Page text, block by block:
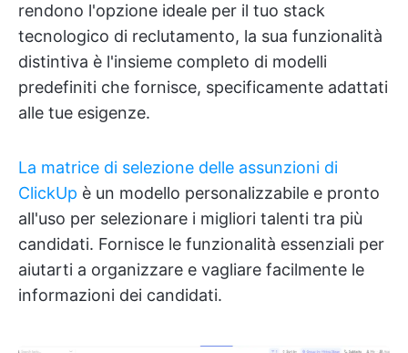
rendono l'opzione ideale per il tuo stack
tecnologico di reclutamento, la sua funzionalità
distintiva è l'insieme completo di modelli
predefiniti che fornisce, specificamente adattati
alle tue esigenze.
La matrice di selezione delle assunzioni di
ClickUp è un modello personalizzabile e pronto
all'uso per selezionare i migliori talenti tra più
candidati. Fornisce le funzionalità essenziali per
aiutarti a organizzare e vagliare facilmente le
informazioni dei candidati.